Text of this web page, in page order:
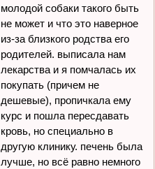
молодой собаки такого быть
не может и что это наверное
из-за близкого родства его
родителей. выписала нам
лекарства и я помчалась их
покупать (причем не
дешевые), пропичкала ему
курс и пошла пересдавать
кровь, но специально в
другую клинику. печень была
лучше, но всё равно немного